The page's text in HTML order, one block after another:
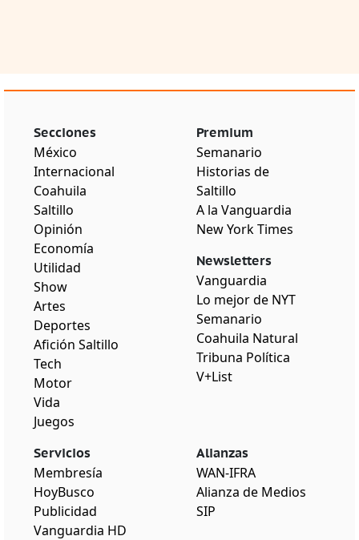
Secciones
México
Internacional
Coahuila
Saltillo
Opinión
Economía
Utilidad
Show
Artes
Deportes
Afición Saltillo
Tech
Motor
Vida
Juegos
Premium
Semanario
Historias de
Saltillo
A la Vanguardia
New York Times
Newsletters
Vanguardia
Lo mejor de NYT
Semanario
Coahuila Natural
Tribuna Política
V+List
Servicios
Membresía
HoyBusco
Publicidad
Vanguardia HD
Alianzas
WAN-IFRA
Alianza de Medios
SIP